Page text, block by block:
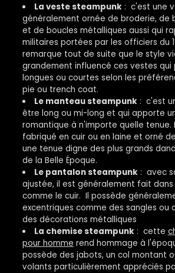
La veste steampunk: c'est une
généralement ornée de broderie, de
et de boucles métalliques aussi qui
militaires portées par les officiers du
remarque tout de suite que le style
grandement influencé ces vestes
longues ou courtes selon les
pie ou trench coat.
Le manteau steampunk: c'est
être long ou mi-long et qui apporte
romantique à n'importe quelle tenue.
fabriqué en cuir ou en laine et orné
une tenue digne des plus grands
de la Belle Époque.
Le pantalon steampunk: avec
ajustée, il est généralement fait
comme le cuir. Il possède
excentriques comme des sangles ou
des décorations métalliques
La chemise steampunk: cette
pour homme rend hommage à
possède des jabots, un col montant
volants particulièrement appréciés